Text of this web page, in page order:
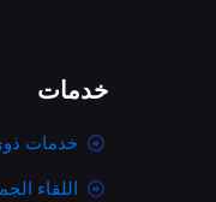
خدمات
خدمات
اللقاء